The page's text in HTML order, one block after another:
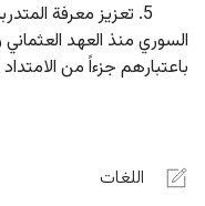
5. تعزيز معرفة
السوري منذ العهد
باعتبارهم جزءاً من الامتداد
اللغات